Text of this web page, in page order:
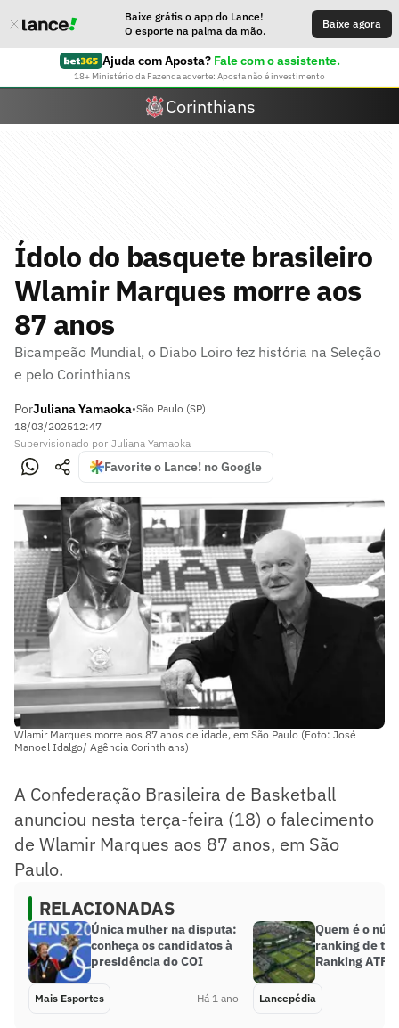
Baixe grátis o app do Lance!
O esporte na palma da mão.
Baixe agora
Ajuda com Aposta? Fale com o assistente.
18+ Ministério da Fazenda adverte: Aposta não é investimento
Corinthians
Ídolo do basquete brasileiro
Wlamir Marques morre aos
87 anos
Bicampeão Mundial, o Diabo Loiro fez história na Seleção
e pelo Corinthians
PorJuliana Yamaoka•São Paulo (SP)
18/03/202512:47
Supervisionado por Juliana Yamaoka
Favorite o Lance! no Google
Wlamir Marques morre aos 87 anos de idade, em São Paulo (Foto: José
Manoel Idalgo/ Agência Corinthians)
A Confederação Brasileira de Basketball
anunciou nesta terça-feira (18) o falecimento
de Wlamir Marques aos 87 anos, em São
Paulo.
RELACIONADAS
Única mulher na disputa:
conheça os candidatos à
presidência do COI
Mais Esportes Há 1 ano
Quem é o
ranking de
Ranking ATP
Lancepédia